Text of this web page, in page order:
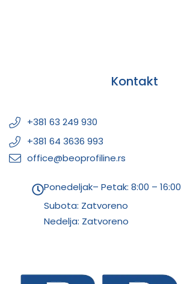
Kontakt
+381 63 249 930
+381 64 3636 993
office@beoprofiline.rs
Ponedeljak– Petak: 8:00 – 16:00
Subota: Zatvoreno
Nedelja: Zatvoreno